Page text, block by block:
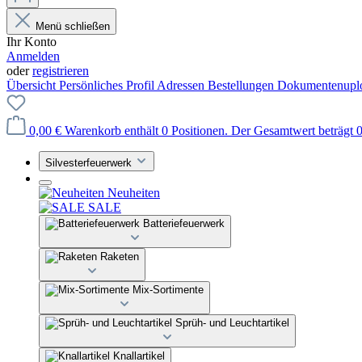
Menü schließen
Ihr Konto
Anmelden
oderregistrieren
Übersicht Persönliches Profil Adressen Bestellungen
0,00 € Warenkorb enthält 0 Positionen. Der Gesamtwert beträgt
Silvesterfeuerwerk
Neuheiten
SALE
Batteriefeuerwerk
Raketen
Mix-Sortimente
Sprüh- und Leuchtartikel
Knallartikel